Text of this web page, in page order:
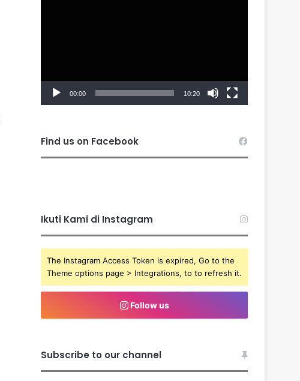
00:00 10:20
Find us on Facebook
Ikuti Kami di Instagram
The Instagram Access Token is expired, Go to the
Theme options page > Integrations, to to refresh it.
Follow us
Subscribe to our channel